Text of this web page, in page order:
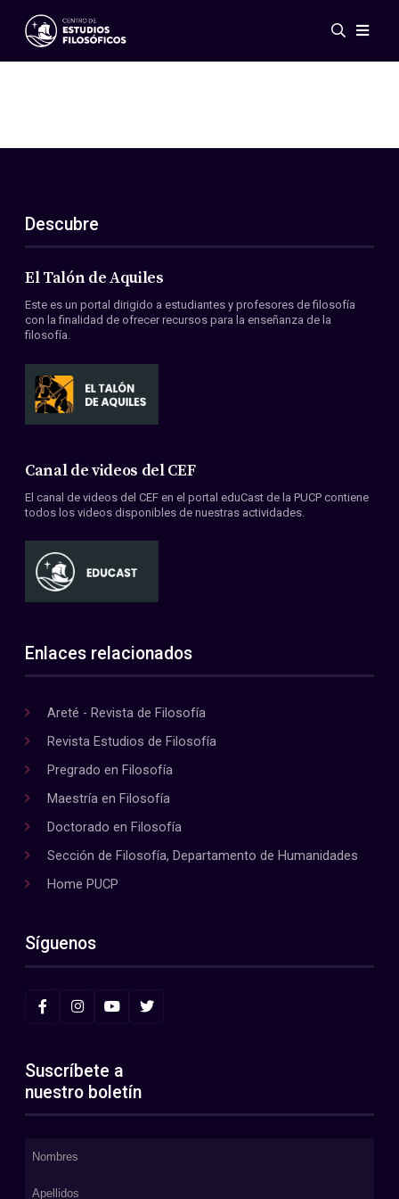
Eventos
ES
EN
Acerca de nosotros
Miembros
Convenios
Descubre
El Talón de Aquiles
Este es un portal dirigido a estudiantes y profesores de filosofía
con la finalidad de ofrecer recursos para la enseñanza de la
filosofía.
Canal de videos del CEF
El canal de videos del CEF en el portal eduCast de la PUCP contiene
todos los videos disponibles de nuestras actividades.
Enlaces relacionados
Areté - Revista de Filosofía
Revista Estudios de Filosofía
Pregrado en Filosofía
Maestría en Filosofía
Doctorado en Filosofía
Sección de Filosofía, Departamento de Humanidades
Home PUCP
Síguenos
Suscríbete a
nuestro boletín